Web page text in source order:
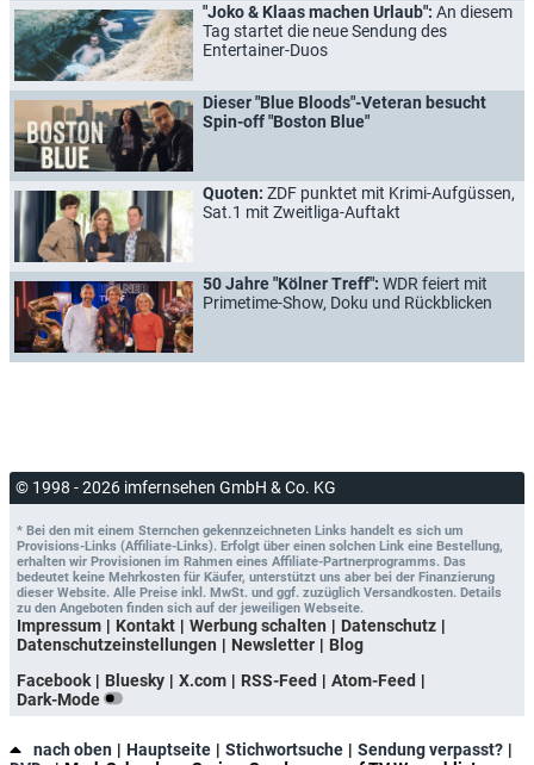
"Joko & Klaas machen Urlaub": An diesem
Tag startet die neue Sendung des
Entertainer-Duos
Dieser "Blue Bloods"-Veteran besucht
Spin-off "Boston Blue"
Quoten: ZDF punktet mit Krimi-Aufgüssen,
Sat.1 mit Zweitliga-Auftakt
50 Jahre "Kölner Treff": WDR feiert mit
Primetime-Show, Doku und Rückblicken
© 1998 - 2026 imfernsehen GmbH & Co. KG
* Bei den mit einem Sternchen gekennzeichneten Links handelt es sich um
Provisions-Links (Affiliate-Links). Erfolgt über einen solchen Link eine Bestellung,
erhalten wir Provisionen im Rahmen eines Affiliate-Partnerprogramms. Das
bedeutet keine Mehrkosten für Käufer, unterstützt uns aber bei der Finanzierung
dieser Website. Alle Preise inkl. MwSt. und ggf. zuzüglich Versandkosten. Details
zu den Angeboten finden sich auf der jeweiligen Webseite.
Impressum Kontakt Werbung schalten
Datenschutz
Datenschutzeinstellungen
Newsletter
Blog
Facebook
Bluesky X.com RSS-Feed
Atom-Feed
Dark-Mode
nach oben Hauptseite Stichwortsuche
Sendung verpasst?